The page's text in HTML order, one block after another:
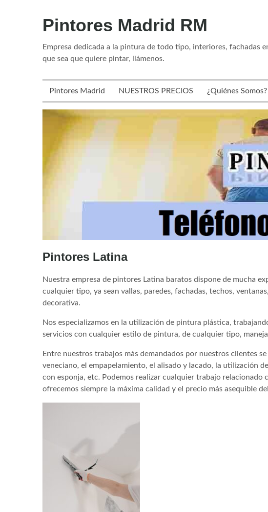
Pintores Madrid RM
Empresa dedicada a la pintura de todo tipo, interiores, fachadas
que sea que quiere pintar, llámenos.
Pintores Madrid NUESTROS PRECIOS ¿Quiénes Somos?
Pintores Latina
Nuestra empresa de pintores Latina baratos dispone de mucha
cualquier tipo, ya sean vallas, paredes, fachadas, techos,
decorativa.
Nos especializamos en la utilización de pintura plástica,
servicios con cualquier estilo de pintura, de cualquier tipo,
Entre nuestros trabajos más demandados por nuestros clientes
veneciano, el empapelamiento, el alisado y lacado, la utilización
con esponja, etc. Podemos realizar cualquier trabajo relacionado
ofrecemos siempre la máxima calidad y el precio más asequible